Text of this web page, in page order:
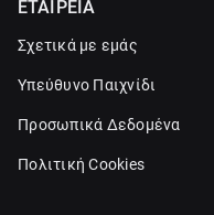
ΕΤΑΙΡΕΙΑ
Σχετικά με εμάς
Υπεύθυνο Παιχνίδι
Προσωπικά Δεδομένα
Πολιτική Cookies